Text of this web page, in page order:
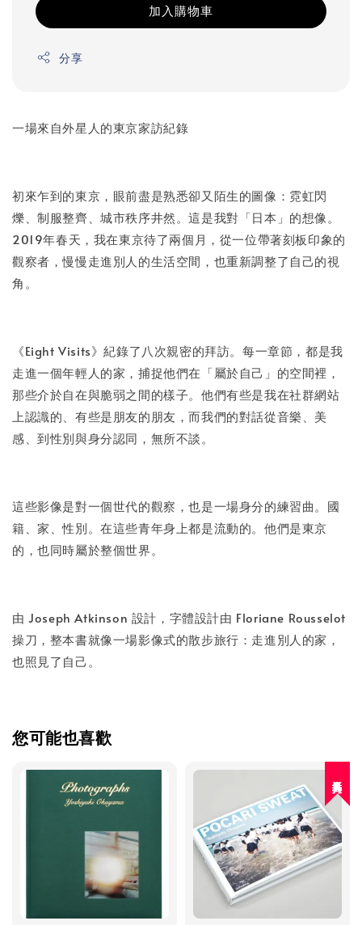
加入購物車
分享
一場來自外星人的東京家訪紀錄
初來乍到的東京，眼前盡是熟悉卻又陌生的圖像：霓虹閃
爍、制服整齊、城市秩序井然。這是我對「日本」的想像。
2019年春天，我在東京待了兩個月，從一位帶著刻板印象的
觀察者，慢慢走進別人的生活空間，也重新調整了自己的視
角。
《Eight Visits》紀錄了八次親密的拜訪。每一章節，都是我
走進一個年輕人的家，捕捉他們在「屬於自己」的空間裡，
那些介於自在與脆弱之間的樣子。他們有些是我在社群網站
上認識的、有些是朋友的朋友，而我們的對話從音樂、美
感、到性別與身分認同，無所不談。
這些影像是對一個世代的觀察，也是一場身分的練習曲。國
籍、家、性別。在這些青年身上都是流動的。他們是東京
的，也同時屬於整個世界。
由 Joseph Atkinson 設計，字體設計由 Floriane Rousselot
操刀，整本書就像一場影像式的散步旅行：走進別人的家，
也照見了自己。
您可能也喜歡